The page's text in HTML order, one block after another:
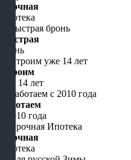
Срочная
Ипотека
Быстрая
бронь
Строим
уже 14 лет
Работаем
с 2010 года
Срочная
Ипотека